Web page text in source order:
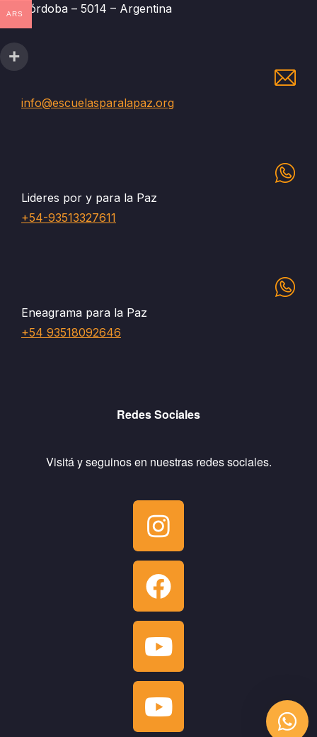
Córdoba – 5014 – Argentina
info@escuelasparalapaz.org
Lideres por y para la Paz
+54-93513327611
Eneagrama para la Paz
+54 93518092646
Redes Sociales
Visitá y seguinos en nuestras redes sociales.
ARS